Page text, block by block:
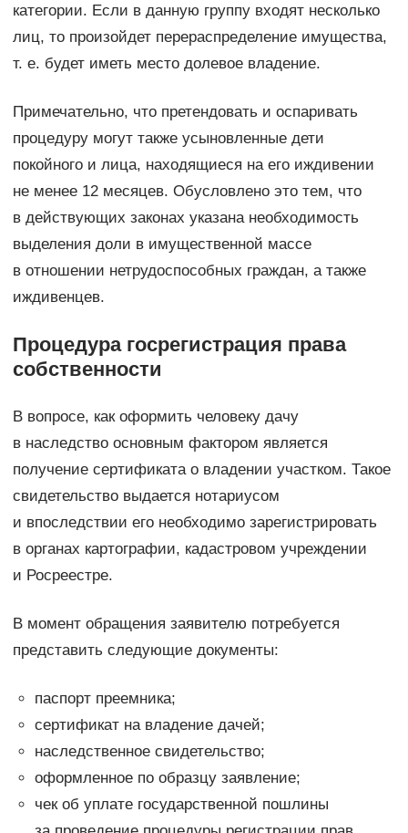
категории. Если в данную группу входят несколько
лиц, то произойдет перераспределение имущества,
т. е. будет иметь место долевое владение.
Примечательно, что претендовать и оспаривать
процедуру могут также усыновленные дети
покойного и лица, находящиеся на его иждивении
не менее 12 месяцев. Обусловлено это тем, что
в действующих законах указана необходимость
выделения доли в имущественной массе
в отношении нетрудоспособных граждан, а также
иждивенцев.
Процедура госрегистрация права
собственности
В вопросе, как оформить человеку дачу
в наследство основным фактором является
получение сертификата о владении участком. Такое
свидетельство выдается нотариусом
и впоследствии его необходимо зарегистрировать
в органах картографии, кадастровом учреждении
и Росреестре.
В момент обращения заявителю потребуется
представить следующие документы:
паспорт преемника;
сертификат на владение дачей;
наследственное свидетельство;
оформленное по образцу заявление;
чек об уплате государственной пошлины